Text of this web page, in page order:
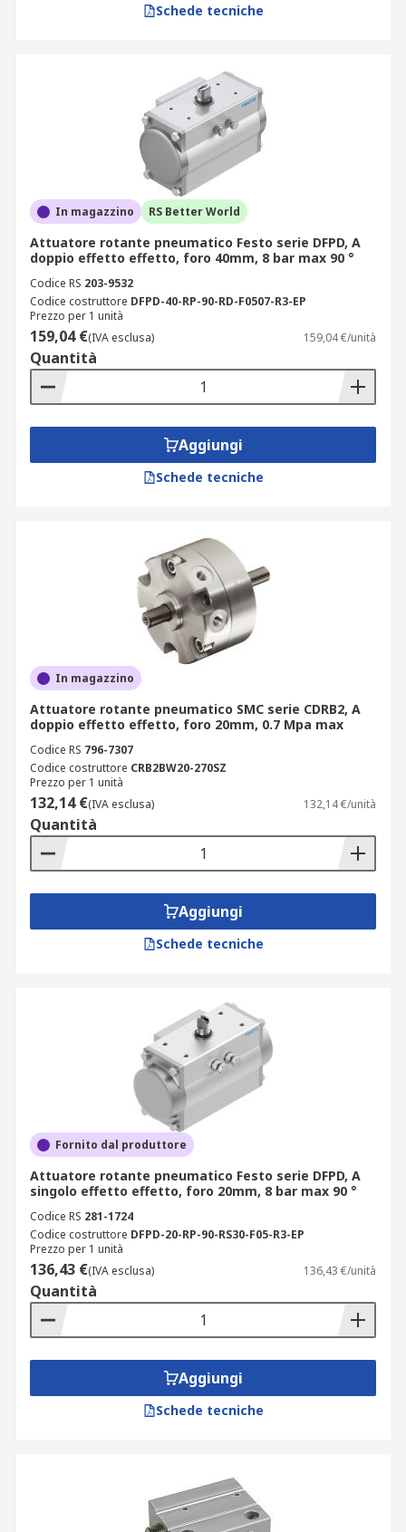
Schede tecniche
In magazzino RS Better World
Attuatore rotante pneumatico Festo serie DFPD, A
doppio effetto effetto, foro 40mm, 8 bar max 90 °
Codice RS 203-9532
Codice costruttore DFPD-40-RP-90-RD-F0507-R3-EP
Prezzo per 1 unità
159,04 €(IVA esclusa) 159,04 €/unità
Quantità
Aggiungi
Schede tecniche
In magazzino
Attuatore rotante pneumatico SMC serie CDRB2, A
doppio effetto effetto, foro 20mm, 0.7 Mpa max
Codice RS 796-7307
Codice costruttore CRB2BW20-270SZ
Prezzo per 1 unità
132,14 €(IVA esclusa) 132,14 €/unità
Quantità
Aggiungi
Schede tecniche
Fornito dal produttore
Attuatore rotante pneumatico Festo serie DFPD, A
singolo effetto effetto, foro 20mm, 8 bar max 90 °
Codice RS 281-1724
Codice costruttore DFPD-20-RP-90-RS30-F05-R3-EP
Prezzo per 1 unità
136,43 €(IVA esclusa) 136,43 €/unità
Quantità
Aggiungi
Schede tecniche